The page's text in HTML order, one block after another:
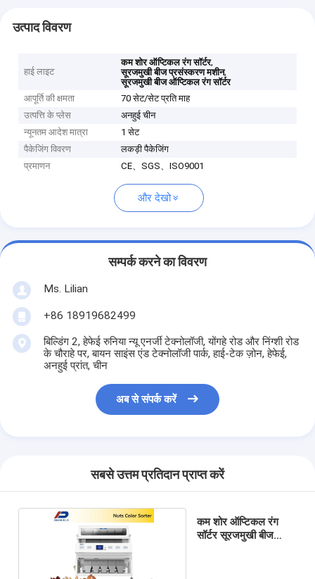
उत्पाद विवरण
हाई लाइट
कम शोर ऑप्टिकल रंग सॉर्टर,
सूरजमुखी बीज प्रसंस्करण मशीन,
सूरजमुखी बीज ऑप्टिकल रंग सॉर्टर
आपूर्ति की क्षमता
70 सेट/सेट प्रति माह
उत्पत्ति के प्लेस
अनहुई चीन
न्यूनतम आदेश मात्रा
1 सेट
पैकेजिंग विवरण
लकड़ी पैकेजिंग
प्रमाणन
CE、SGS、ISO9001
और देखो
सम्पर्क करने का विवरण
Ms. Lilian
+86 18919682499
बिल्डिंग 2, हेफेई रुनिया न्यू एनर्जी टेक्नोलॉजी, योंगहे रोड और निंग्शी रोड
के चौराहे पर, बायन साइंस एंड टेक्नोलॉजी पार्क, हाई-टेक ज़ोन, हेफेई,
अनहुई प्रांत, चीन
अब से संपर्क करें
सबसे उत्तम प्रतिदान प्राप्त करें
कम शोर ऑप्टिकल रंग
सॉर्टर सूरजमुखी बीज